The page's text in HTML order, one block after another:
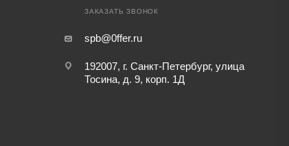
ЗАКАЗАТЬ ЗВОНОК
spb@0ffer.ru
192007, г. Санкт-Петербург, улица
Тосина, д. 9, корп. 1Д